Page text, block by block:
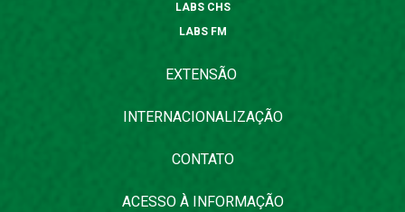
LABS CHS
LABS FM
EXTENSÃO
INTERNACIONALIZAÇÃO
CONTATO
ACESSO À INFORMAÇÃO